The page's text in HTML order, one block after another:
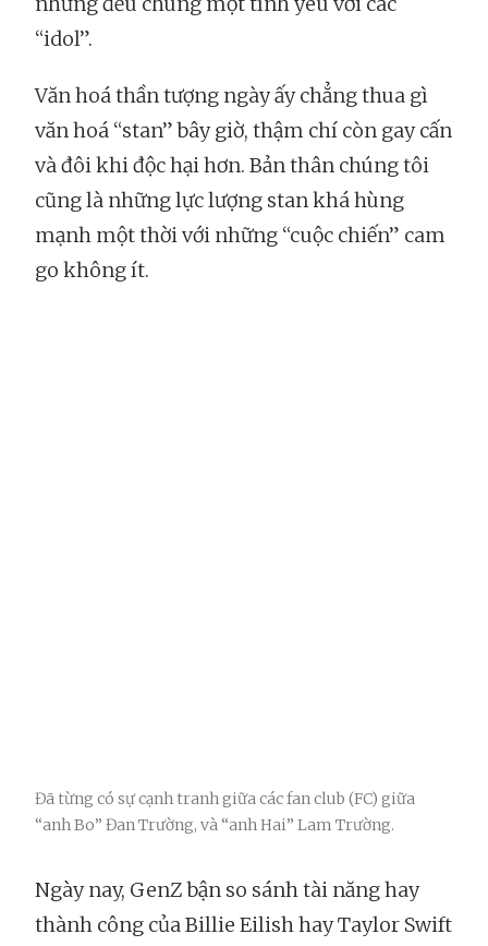
“idol”.
Văn hoá thần tượng ngày ấy chẳng thua gì
văn hoá “stan” bây giờ, thậm chí còn gay cấn
và đôi khi độc hại hơn. Bản thân chúng tôi
cũng là những lực lượng stan khá hùng
mạnh một thời với những “cuộc chiến” cam
go không ít.
Đã từng có sự cạnh tranh giữa các fan club (FC) giữa
“anh Bo” Đan Trường, và “anh Hai” Lam Trường.
Ngày nay, GenZ bận so sánh tài năng hay
thành công của Billie Eilish hay Taylor Swift